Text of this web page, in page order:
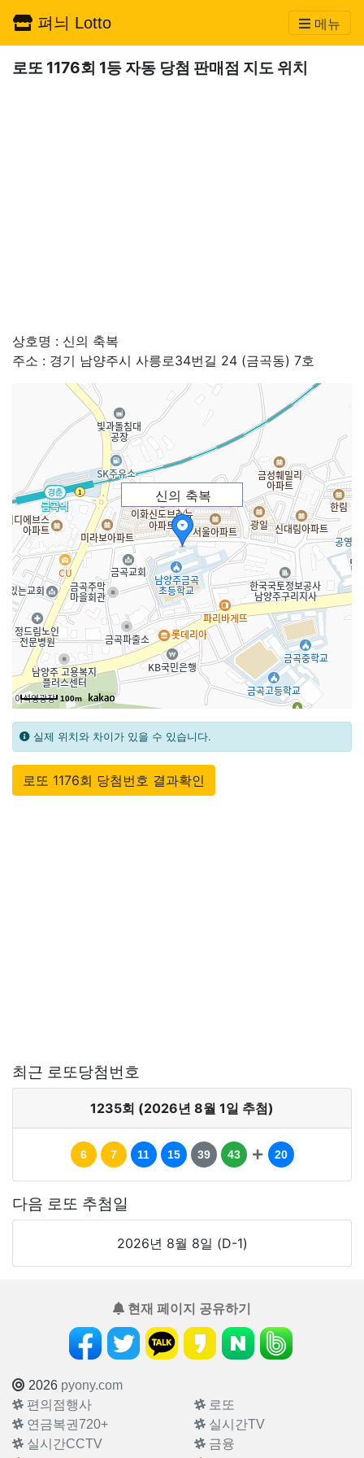
펴늬 Lotto 메뉴
로또 1176회 1등 자동 당첨 판매점 지도 위치
상호명 : 신의 축복
주소 : 경기 남양주시 사릉로34번길 24 (금곡동) 7호
신의 축복
100m
실제 위치와 차이가 있을 수 있습니다.
로또 1176회 당첨번호 결과확인
최근 로또당첨번호
1235회 (2026년 8월 1일 추첨)
6 7 11 15 39 43 20
다음 로또 추첨일
2026년 8월 8일 (D-1)
현재 페이지 공유하기
2026 pyony.com
편의점행사
로또
연금복권720+
실시간TV
실시간CCTV
금융